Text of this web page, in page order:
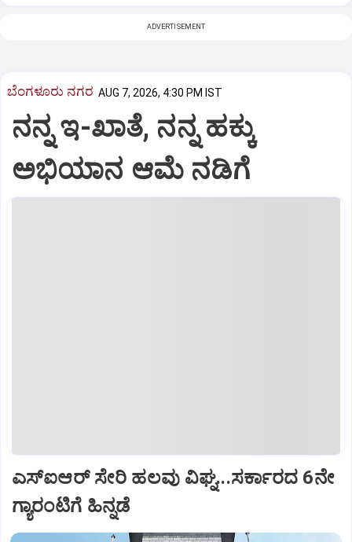
ADVERTISEMENT
ಬೆಂಗಳೂರು ನಗರ AUG 7, 2026, 4:30 PM IST
ನನ್ನ ಇ-ಖಾತೆ, ನನ್ನ ಹಕ್ಕು
ಅಭಿಯಾನ ಆಮೆ ನಡಿಗೆ
ಎಸ್‌ಐಆರ್‌ ಸೇರಿ ಹಲವು ವಿಘ್ನ...ಸರ್ಕಾರದ 6ನೇ
ಗ್ಯಾರಂಟಿಗೆ ಹಿನ್ನಡೆ